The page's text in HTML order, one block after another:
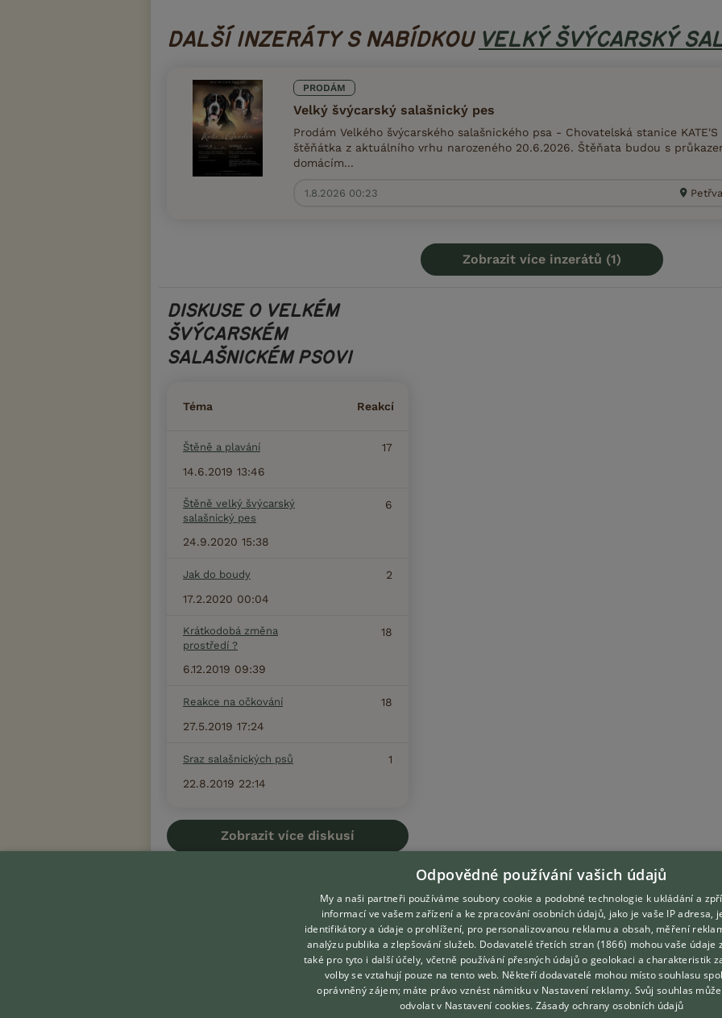
DALŠÍ INZERÁTY S NABÍDKOU VELKÝ ŠVÝCARSKÝ
PRODÁM
Velký švýcarský salašnický pes
Prodám Velkého švýcarského salašnického psa - Chovatelská stanice
štěňátka z aktuálního vrhu narozeného 20.6.2026. Štěňata budou s
domácím...
1.8.2026 00:23
Zobrazit více inzerátů (1)
DISKUSE O VELKÉM
ŠVÝCARSKÉM
SALAŠNICKÉM PSOVI
Téma Reakcí
Štěně a plavání
17
14.6.2019 13:46
Štěně velký švýcarský
salašnický pes
6
24.9.2020 15:38
Jak do boudy
2
17.2.2020 00:04
Krátkodobá změna
prostředí ?
18
6.12.2019 09:39
Reakce na očkování
18
27.5.2019 17:24
Sraz salašnických psů
1
22.8.2019 22:14
Zobrazit více diskusí
DOMOVSKÁ STRÁNKA
INZERCE
DISKUSE
ČLÁNKY
O nás
Kontakt
Možnosti zvýraznění inzerátů
Podmínky užití
Odpovědné používání vašich údajů
My a naši partneři používáme soubory cookie a podobné technologie k ukládání a
informací ve vašem zařízení a ke zpracování osobních údajů, jako je vaše IP adresa,
identifikátory a údaje o prohlížení, pro personalizovanou reklamu a obsah, měření
analýzu publika a zlepšování služeb. Dodavatelé třetích stran (1866) mohou vaše údaje
také pro tyto i další účely, včetně používání přesných údajů o geolokaci a charakteristik
volby se vztahují pouze na tento web. Někteří dodavatelé mohou místo souhlasu
oprávněný zájem; máte právo vznést námitku v Nastavení reklamy. Svůj souhlas
odvolat v Nastavení cookies. Zásady ochrany osobních údajů